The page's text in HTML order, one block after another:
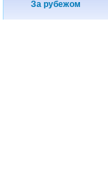
За рубежом